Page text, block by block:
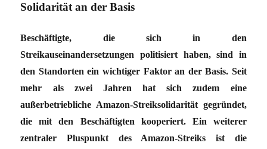
Solidarität an der Basis
Beschäftigte, die sich in den
Streikauseinandersetzungen politisiert haben, sind in
den Standorten ein wichtiger Faktor an der Basis. Seit
mehr als zwei Jahren hat sich zudem eine
außerbetriebliche Amazon-Streiksolidarität gegründet,
die mit den Beschäftigten kooperiert. Ein weiterer
zentraler Pluspunkt des Amazon-Streiks ist die